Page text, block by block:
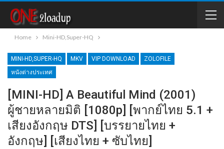
Home Mini-HD,Super-HQ
MINI-HD,SUPER-HQ MKV VIP DOWNLOAD
ZOLOFILE
หนังต่างประเทศ
[MINI-HD] A Beautiful Mind (2001)
ผู้ชายหลายมิติ [1080p] [พากย์ไทย 5.1 +
เสียงอังกฤษ DTS] [บรรยายไทย +
อังกฤษ] [เสียงไทย + ซับไทย]